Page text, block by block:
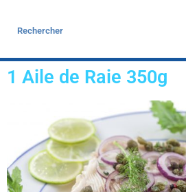
1 Aile de Raie 350g